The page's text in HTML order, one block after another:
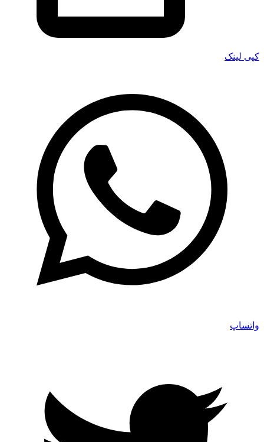
کپی لینک
واتساپ